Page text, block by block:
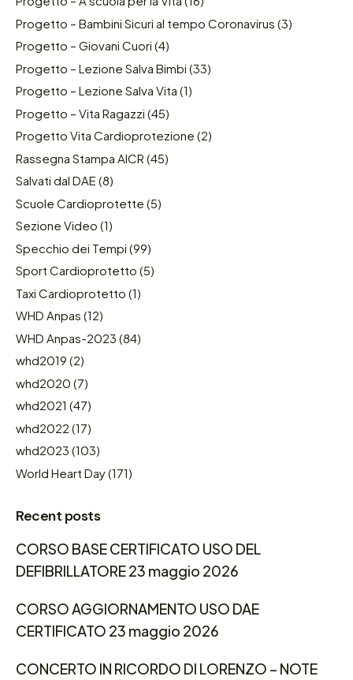
Progetto – Bambini Sicuri al tempo Coronavirus (3)
Progetto – Giovani Cuori (4)
Progetto – Lezione Salva Bimbi (33)
Progetto – Lezione Salva Vita (1)
Progetto – Vita Ragazzi (45)
Progetto Vita Cardioprotezione (2)
Rassegna Stampa AICR (45)
Salvati dal DAE (8)
Scuole Cardioprotette (5)
Sezione Video (1)
Specchio dei Tempi (99)
Sport Cardioprotetto (5)
Taxi Cardioprotetto (1)
WHD Anpas (12)
WHD Anpas-2023 (84)
whd2019 (2)
whd2020 (7)
whd2021 (47)
whd2022 (17)
whd2023 (103)
World Heart Day(171)
Recent posts
CORSO BASE CERTIFICATO USO DEL
DEFIBRILLATORE 23 maggio 2026
CORSO AGGIORNAMENTO USO DAE
CERTIFICATO 23 maggio 2026
CONCERTO IN RICORDO DI LORENZO – NOTE